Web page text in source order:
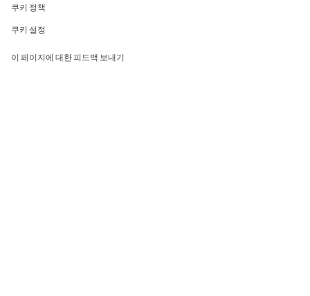
쿠키 정책
쿠키 설정
이 페이지에 대한 피드백 보내기